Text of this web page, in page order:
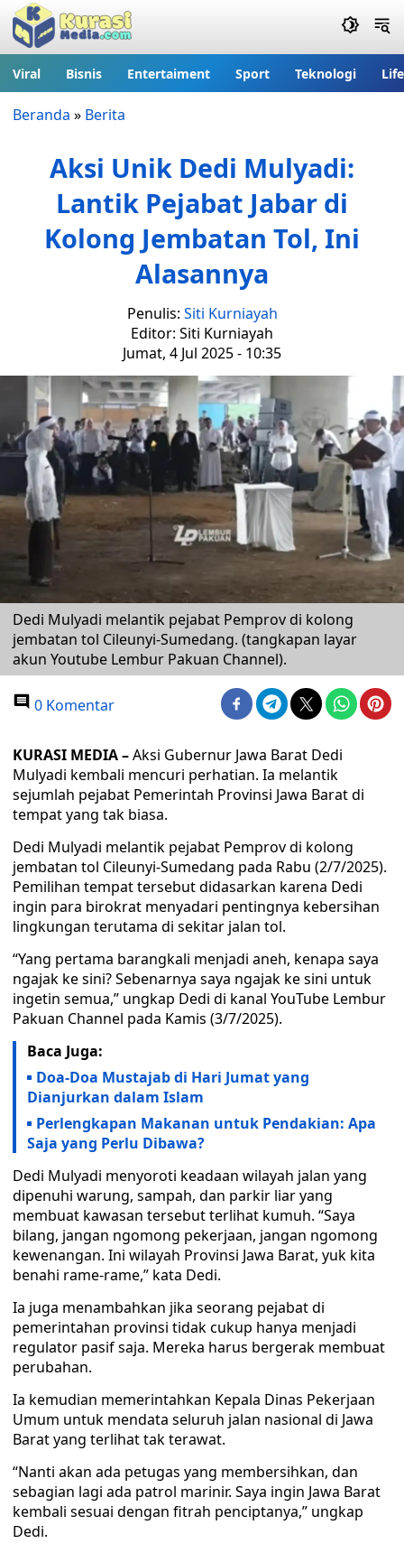
Viral Bisnis Entertaiment Sport Teknologi
Beranda » Berita
Aksi Unik Dedi Mulyadi:
Lantik Pejabat Jabar di
Kolong Jembatan Tol, Ini
Alasannya
Penulis: Siti Kurniayah
Editor: Siti Kurniayah
Jumat, 4 Jul 2025 - 10:35
Dedi Mulyadi melantik pejabat Pemprov di kolong
jembatan tol Cileunyi-Sumedang. (tangkapan layar
akun Youtube Lembur Pakuan Channel).
0 Komentar
KURASI MEDIA –Aksi Gubernur Jawa Barat Dedi
Mulyadi kembali mencuri perhatian. Ia melantik
sejumlah pejabat Pemerintah Provinsi Jawa Barat di
tempat yang tak biasa.
Dedi Mulyadi melantik pejabat Pemprov di kolong
jembatan tol Cileunyi-Sumedang pada Rabu (2/7/2025).
Pemilihan tempat tersebut didasarkan karena Dedi
ingin para birokrat menyadari pentingnya kebersihan
lingkungan terutama di sekitar jalan tol.
“Yang pertama barangkali menjadi aneh, kenapa saya
ngajak ke sini? Sebenarnya saya ngajak ke sini untuk
ingetin semua,” ungkap Dedi di kanal YouTube Lembur
Pakuan Channel pada Kamis (3/7/2025).
Baca Juga:
Doa-Doa Mustajab di Hari Jumat yang
Dianjurkan dalam Islam
Perlengkapan Makanan untuk Pendakian: Apa
Saja yang Perlu Dibawa?
Dedi Mulyadi menyoroti keadaan wilayah jalan yang
dipenuhi warung, sampah, dan parkir liar yang
membuat kawasan tersebut terlihat kumuh. “Saya
bilang, jangan ngomong pekerjaan, jangan ngomong
kewenangan. Ini wilayah Provinsi Jawa Barat, yuk kita
benahi rame-rame,” kata Dedi.
Ia juga menambahkan jika seorang pejabat di
pemerintahan provinsi tidak cukup hanya menjadi
regulator pasif saja. Mereka harus bergerak membuat
perubahan.
Ia kemudian memerintahkan Kepala Dinas Pekerjaan
Umum untuk mendata seluruh jalan nasional di Jawa
Barat yang terlihat tak terawat.
“Nanti akan ada petugas yang membersihkan, dan
sebagian lagi ada patrol marinir. Saya ingin Jawa Barat
kembali sesuai dengan fitrah penciptanya,” ungkap
Dedi.